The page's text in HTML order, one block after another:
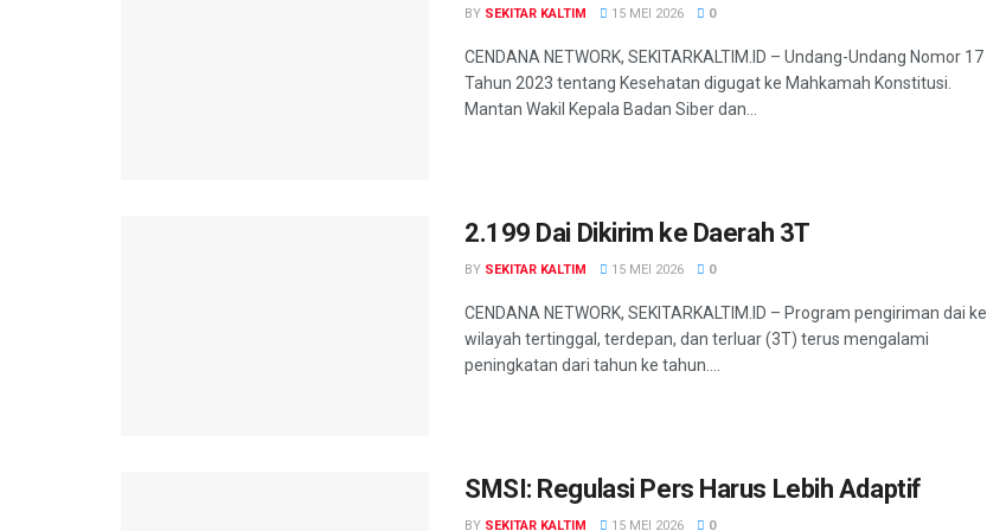
BY SEKITAR KALTIM 15 MEI 2026 0
CENDANA NETWORK, SEKITARKALTIM.ID – Undang-Undang Nomor 17
Tahun 2023 tentang Kesehatan digugat ke Mahkamah Konstitusi.
Mantan Wakil Kepala Badan Siber dan...
2.199 Dai Dikirim ke Daerah 3T
BY SEKITAR KALTIM 15 MEI 2026 0
CENDANA NETWORK, SEKITARKALTIM.ID – Program pengiriman dai ke
wilayah tertinggal, terdepan, dan terluar (3T) terus mengalami
peningkatan dari tahun ke tahun....
SMSI: Regulasi Pers Harus Lebih Adaptif
BY SEKITAR KALTIM 15 MEI 2026 0